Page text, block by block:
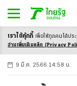
-ก ก ก+
9 มี.ค. 2566 14:58 น.
เราใช้คุ้กกี้ เพื่อให้ทุกคนได้ปร
อ่านเพิ่มเติมคลิก (Privacy